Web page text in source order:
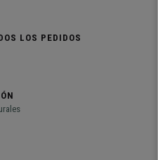
LOS PEDIDOS